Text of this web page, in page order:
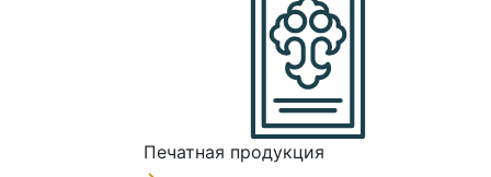
Печатная продукция